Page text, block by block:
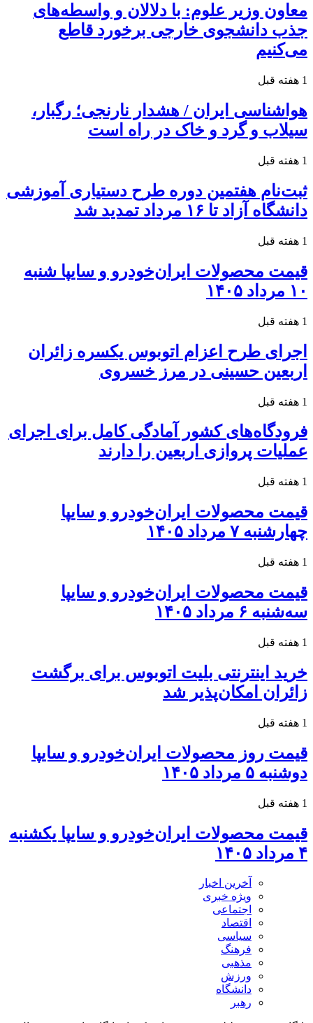
معاون وزیر علوم: با دلالان و واسطه‌های
جذب دانشجوی خارجی برخورد قاطع
می‌کنیم
1 هفته قبل
هواشناسی ایران / هشدار نارنجی؛ رگبار،
سیلاب و گرد و خاک در راه است
1 هفته قبل
ثبت‌نام هفتمین دوره طرح دستیاری آموزشی
دانشگاه آزاد تا ۱۶ مرداد تمدید شد
1 هفته قبل
قیمت محصولات ایران‌خودرو و سایپا شنبه
۱۰ مرداد ۱۴۰۵
1 هفته قبل
اجرای طرح اعزام اتوبوس یکسره زائران
اربعین حسینی در مرز خسروی
1 هفته قبل
فرودگاه‌های کشور آمادگی کامل برای اجرای
عملیات پروازی اربعین را دارند
1 هفته قبل
قیمت محصولات ایران‌خودرو و سایپا
چهارشنبه ۷ مرداد ۱۴۰۵
1 هفته قبل
قیمت محصولات ایران‌خودرو و سایپا
سه‌شنبه ۶ مرداد ۱۴۰۵
1 هفته قبل
خرید اینترنتی بلیت اتوبوس برای برگشت
زائران امکان‌پذیر شد
1 هفته قبل
قیمت روز محصولات ایران‌خودرو و سایپا
دوشنبه ۵ مرداد ۱۴۰۵
1 هفته قبل
قیمت محصولات ایران‌خودرو و سایپا یکشنبه
۴ مرداد ۱۴۰۵
آخرین اخبار
ویژه خبری
اجتماعی
اقتصاد
سیاسی
فرهنگ
مذهبی
ورزش
دانشگاه
رهبر